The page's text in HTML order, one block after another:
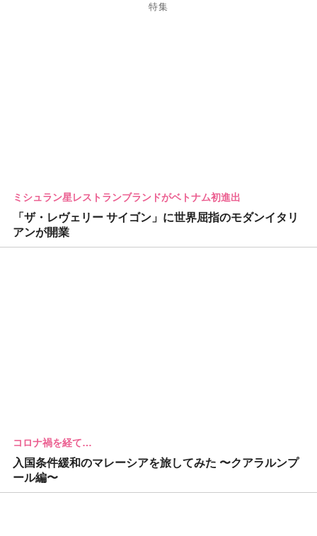
特集
ミシュラン星レストランブランドがベトナム初進出
「ザ・レヴェリー サイゴン」に世界屈指のモダンイタリ
アンが開業
コロナ禍を経て…
入国条件緩和のマレーシアを旅してみた 〜クアラルンプ
ール編〜